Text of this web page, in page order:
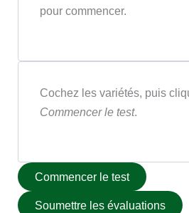
pour commencer.
Cochez les variétés, puis
Commencer le test.
Commencer le test
Soumettre les évaluations